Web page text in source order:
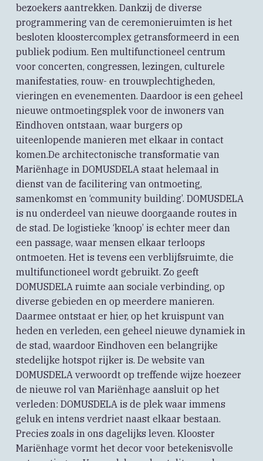
bezoekers aantrekken. Dankzij de diverse
programmering van de ceremonieruimten is het
besloten kloostercomplex getransformeerd in een
publiek podium. Een multifunctioneel centrum
voor concerten, congressen, lezingen, culturele
manifestaties, rouw- en trouwplechtigheden,
vieringen en evenementen. Daardoor is een geheel
nieuwe ontmoetingsplek voor de inwoners van
Eindhoven ontstaan, waar burgers op
uiteenlopende manieren met elkaar in contact
komen.De architectonische transformatie van
Mariënhage in DOMUSDELA staat helemaal in
dienst van de facilitering van ontmoeting,
samenkomst en ‘community building’. DOMUSDELA
is nu onderdeel van nieuwe doorgaande routes in
de stad. De logistieke ‘knoop’ is echter meer dan
een passage, waar mensen elkaar terloops
ontmoeten. Het is tevens een verblijfsruimte, die
multifunctioneel wordt gebruikt. Zo geeft
DOMUSDELA ruimte aan sociale verbinding, op
diverse gebieden en op meerdere manieren.
Daarmee ontstaat er hier, op het kruispunt van
heden en verleden, een geheel nieuwe dynamiek in
de stad, waardoor Eindhoven een belangrijke
stedelijke hotspot rijker is. De website van
DOMUSDELA verwoordt op treffende wijze hoezeer
de nieuwe rol van Mariënhage aansluit op het
verleden: DOMUSDELA is de plek waar immens
geluk en intens verdriet naast elkaar bestaan.
Precies zoals in ons dagelijks leven. Klooster
Mariënhage vormt het decor voor betekenisvolle